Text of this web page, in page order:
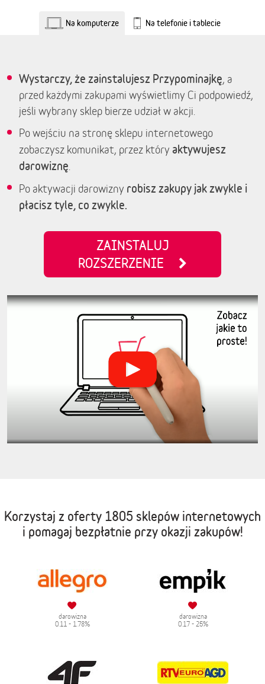
Na komputerze Na telefonie i tablecie
Wystarczy, że zainstalujesz Przypominajkę, a
przed każdymi zakupami wyświetlimy Ci podpowiedź,
jeśli wybrany sklep bierze udział w akcji.
Po wejściu na stronę sklepu internetowego
zobaczysz komunikat, przez który aktywujesz
darowiznę
Po aktywacji darowizny robisz zakupy jak zwykle i
płacisz tyle, co zwykle.
ZAINSTALUJ
ROZSZERZENIE
Korzystaj z oferty 1805 sklepów internetowych
i pomagaj bezpłatnie przy okazji zakupów!
darowizna
0.11 - 1.78%
darowizna
0.17 - 25%